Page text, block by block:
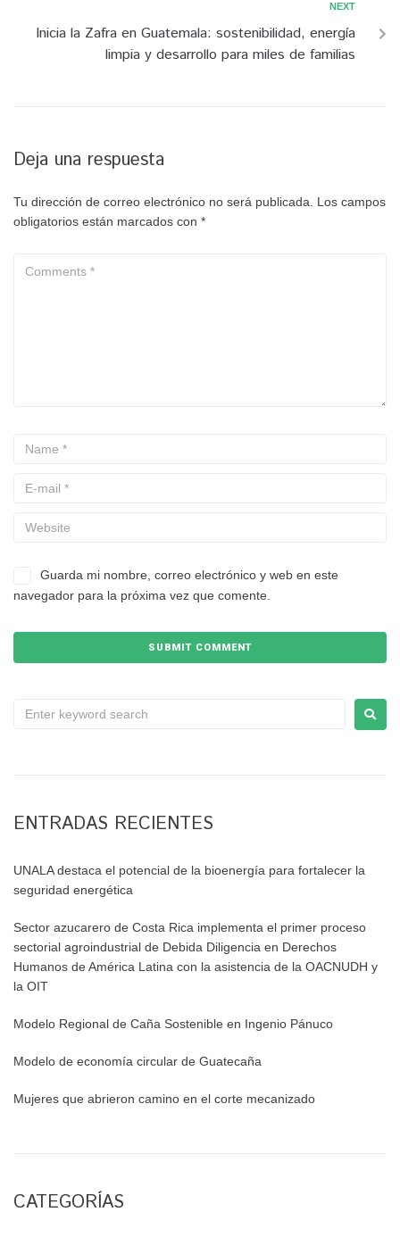
NEXT
Inicia la Zafra en Guatemala: sostenibilidad, energía
limpia y desarrollo para miles de familias
Deja una respuesta
Tu dirección de correo electrónico no será publicada. Los campos
obligatorios están marcados con *
Guarda mi nombre, correo electrónico y web en este
navegador para la próxima vez que comente.
ENTRADAS RECIENTES
UNALA destaca el potencial de la bioenergía para fortalecer la
seguridad energética
Sector azucarero de Costa Rica implementa el primer proceso
sectorial agroindustrial de Debida Diligencia en Derechos
Humanos de América Latina con la asistencia de la OACNUDH y
la OIT
Modelo Regional de Caña Sostenible en Ingenio Pánuco
Modelo de economía circular de Guatecaña
Mujeres que abrieron camino en el corte mecanizado
CATEGORÍAS